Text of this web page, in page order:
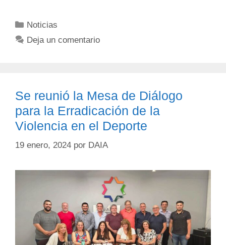
Noticias
Deja un comentario
Se reunió la Mesa de Diálogo
para la Erradicación de la
Violencia en el Deporte
19 enero, 2024 por DAIA